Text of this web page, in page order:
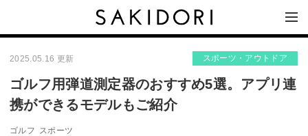
2025.05.16 更新 スポーツ・アウトドア
ゴルフ用弾道測定器のおすすめ5選。アプリ連
携ができるモデルもご紹介
ゴルフ スポーツ